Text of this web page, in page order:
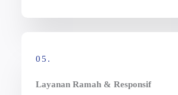
05.
Layanan Ramah & Responsif